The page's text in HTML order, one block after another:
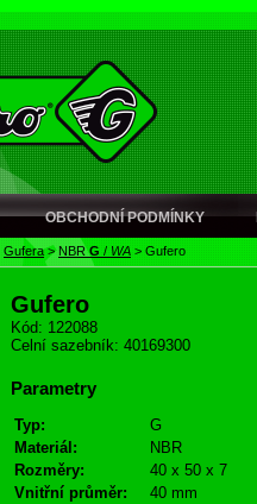
OBCHODNÍ PODMÍNKY
Gufera> NBRG / WA > Gufero
Gufero
Kód: 122088
Celní sazebník: 40169300
Parametry
Typ:
G
Materiál:
NBR
Rozměry:
40 x 50 x 7
Vnitřní průměr:
40 mm